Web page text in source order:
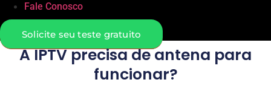
Fale Conosco
Solicite seu teste gratuito
A IPTV precisa de antena para
funcionar?